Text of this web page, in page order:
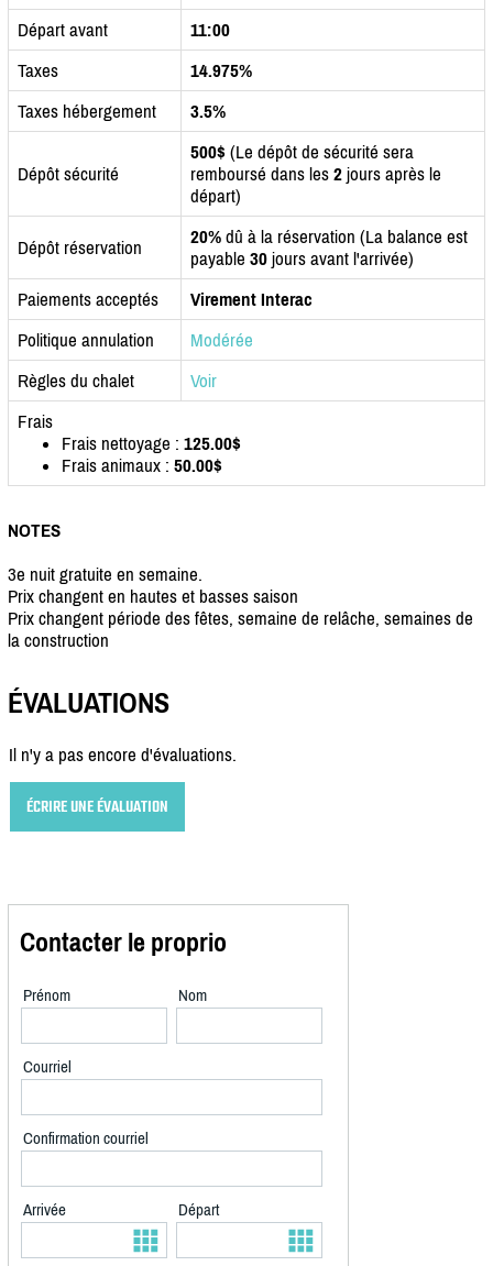
Départ avant
11:00
Taxes
14.975%
Taxes hébergement
3.5%
Dépôt sécurité
500$ (Le dépôt de sécurité sera
remboursé dans les 2 jours après le
départ)
Dépôt réservation 20% dû à la réservation (La balance est
payable 30 jours avant l'arrivée)
Paiements acceptés
Virement Interac
Politique annulation
Modérée
Règles du chalet
Voir
Frais
Frais nettoyage : 125.00$
Frais animaux : 50.00$
NOTES
3e nuit gratuite en semaine.
Prix changent en hautes et basses saison
Prix changent période des fêtes, semaine de relâche, semaines de
la construction
ÉVALUATIONS
Il n'y a pas encore d'évaluations.
ÉCRIRE UNE ÉVALUATION
Contacter le proprio
Prénom Nom
Courriel
Confirmation courriel
Arrivée Départ